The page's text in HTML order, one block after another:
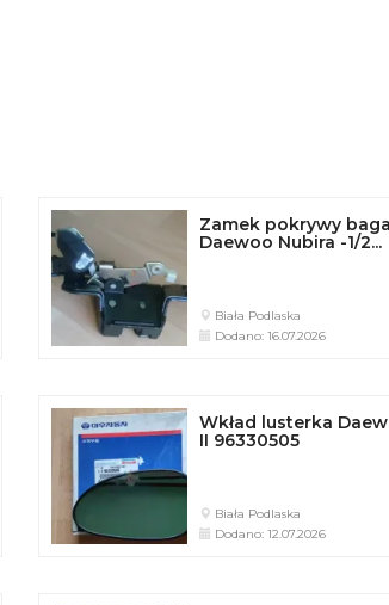
Zamek pokrywy
Daewoo Nubira -1/2...
Biała Podlaska
Dodano: 16.07.2026
Wkład lusterka
II 96330505
Biała Podlaska
Dodano: 12.07.2026